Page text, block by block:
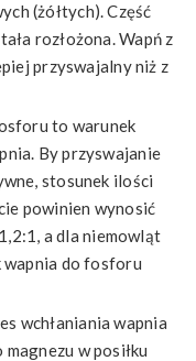
(żółtych). Część
rozłożona. Wapń z
przyswajalny niż z
to warunek
By przyswajanie
stosunek ilości
powinien wynosić
a dla niemowląt
wapnia do fosforu
wchłaniania wapnia
w posiłku